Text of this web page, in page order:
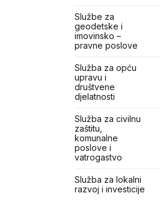
Službe za
geodetske i
imovinsko –
pravne poslove
Služba za opću
upravu i
društvene
djelatnosti
Služba za civilnu
zaštitu,
komunalne
poslove i
vatrogastvo
Služba za lokalni
razvoj i investicije